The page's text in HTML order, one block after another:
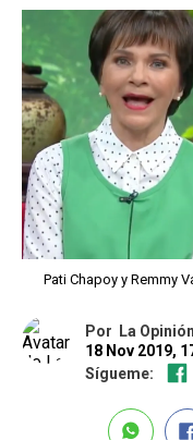
Pati Chapoy y Remmy
Por
La Opinión
18 Nov 2019,
Sígueme: